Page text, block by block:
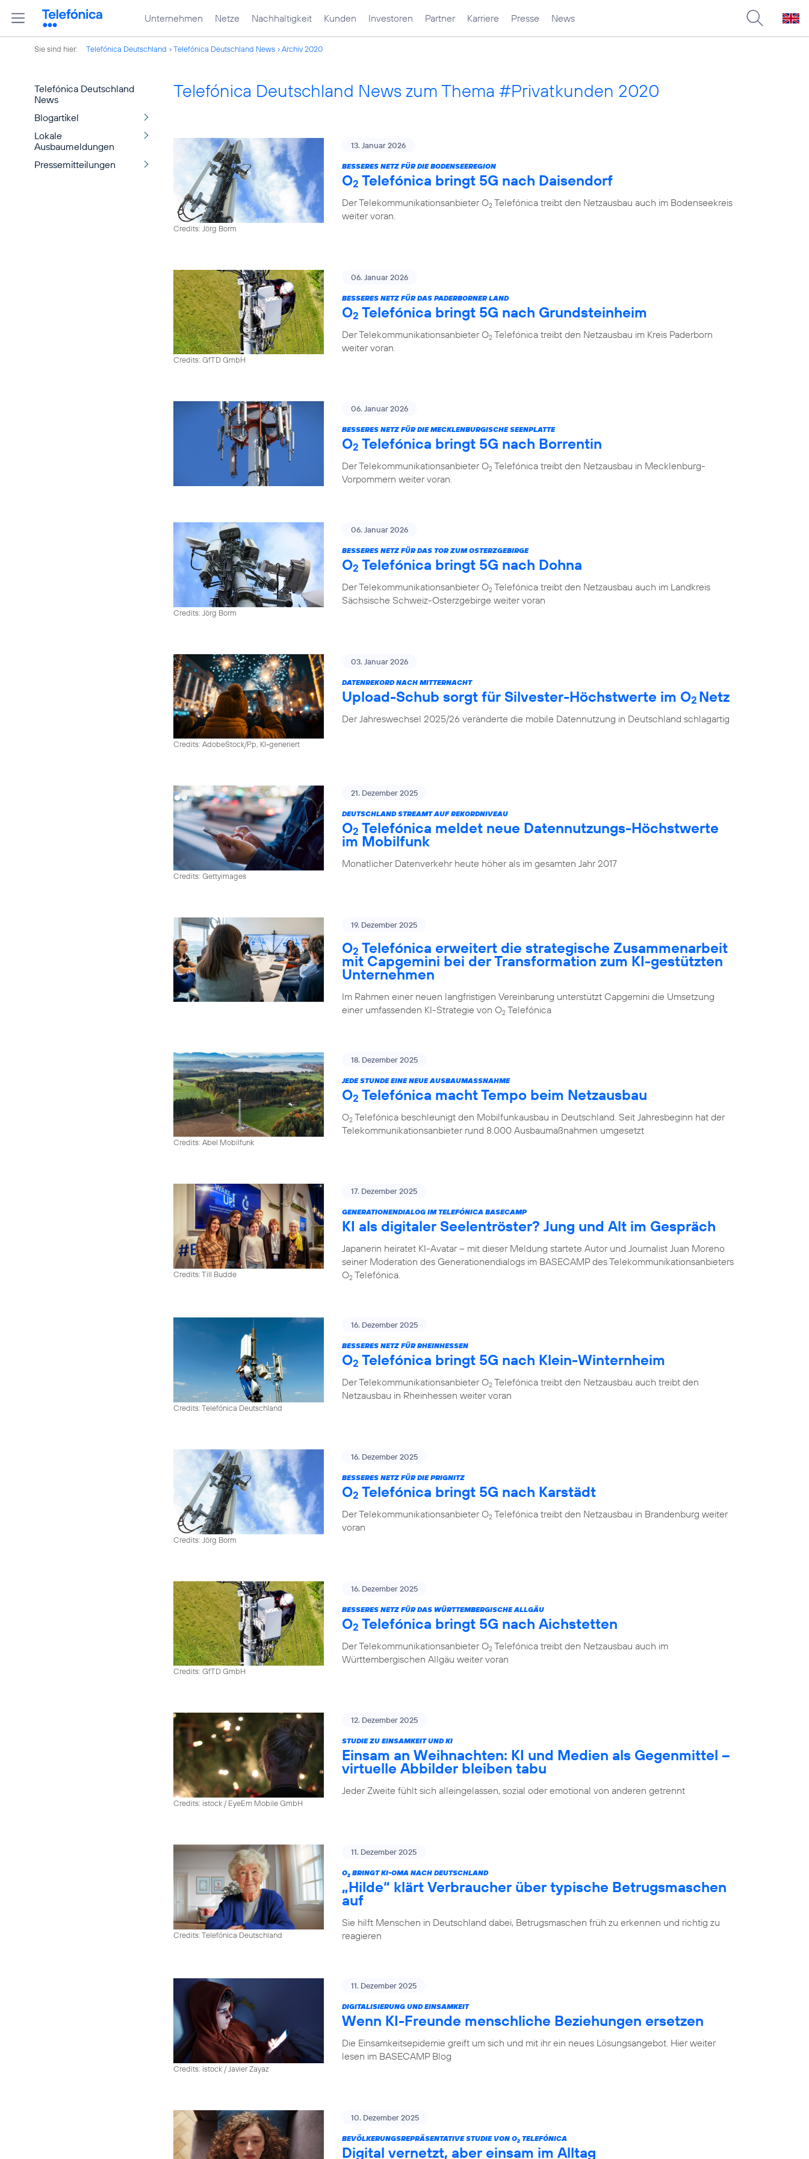
Unternehmen Netze Nachhaltigkeit Kunden Investoren Partner Karriere Presse News
Sie sind hier: Telefónica Deutschland Telefónica Deutschland News Archiv 2020
Telefónica Deutschland
News
Blogartikel
Lokale
Ausbaumeldungen
Pressemitteilungen
Telefónica Deutschland News zum Thema #Privatkunden 2020
Credits: Jörg Borm
13. Januar 2026
BESSERES NETZ FÜR DIE BODENSEEREGION
O2 Telefónica bringt 5G nach Daisendorf
Der Telekommunikationsanbieter O2 Telefónica treibt den Netzausbau auch im Bodenseekreis
weiter voran.
Credits: GfTD GmbH
06. Januar 2026
BESSERES NETZ FÜR DAS PADERBORNER LAND
O2 Telefónica bringt 5G nach Grundsteinheim
Der Telekommunikationsanbieter O2 Telefónica treibt den Netzausbau im Kreis Paderborn
weiter voran.
06. Januar 2026
BESSERES NETZ FÜR DIE MECKLENBURGISCHE SEENPLATTE
O2 Telefónica bringt 5G nach Borrentin
Der Telekommunikationsanbieter O2 Telefónica treibt den Netzausbau in Mecklenburg-
Vorpommern weiter voran.
Credits: Jörg Borm
06. Januar 2026
BESSERES NETZ FÜR DAS TOR ZUM OSTERZGEBIRGE
O2 Telefónica bringt 5G nach Dohna
Der Telekommunikationsanbieter O2 Telefónica treibt den Netzausbau auch im Landkreis
Sächsische Schweiz-Osterzgebirge weiter voran
Credits: AdobeStock/Pp, KI-generiert
03. Januar 2026
DATENREKORD NACH MITTERNACHT
Upload-Schub sorgt für Silvester-Höchstwerte im O2 Netz
Der Jahreswechsel 2025/26 veränderte die mobile Datennutzung in Deutschland schlagartig
Credits: Gettyimages
21. Dezember 2025
DEUTSCHLAND STREAMT AUF REKORDNIVEAU
O2 Telefónica meldet neue Datennutzungs-Höchstwerte
im Mobilfunk
Monatlicher Datenverkehr heute höher als im gesamten Jahr 2017
19. Dezember 2025
O2 Telefónica erweitert die strategische Zusammenarbeit
mit Capgemini bei der Transformation zum KI-gestützten
Unternehmen
Im Rahmen einer neuen langfristigen Vereinbarung unterstützt Capgemini die Umsetzung
einer umfassenden KI-Strategie von O2 Telefónica
Credits: Abel Mobilfunk
18. Dezember 2025
JEDE STUNDE EINE NEUE AUSBAUMASSNAHME
O2 Telefónica macht Tempo beim Netzausbau
O2 Telefónica beschleunigt den Mobilfunkausbau in Deutschland. Seit Jahresbeginn hat der
Telekommunikationsanbieter rund 8.000 Ausbaumaßnahmen umgesetzt
Credits: Till Budde
17. Dezember 2025
GENERATIONENDIALOG IM TELEFÓNICA BASECAMP
KI als digitaler Seelentröster? Jung und Alt im Gespräch
Japanerin heiratet KI-Avatar – mit dieser Meldung startete Autor und Journalist Juan Moreno
seiner Moderation des Generationendialogs im BASECAMP des Telekommunikationsanbieters
O2 Telefónica.
Credits: Telefónica Deutschland
16. Dezember 2025
BESSERES NETZ FÜR RHEINHESSEN
O2 Telefónica bringt 5G nach Klein-Winternheim
Der Telekommunikationsanbieter O2 Telefónica treibt den Netzausbau auch treibt den
Netzausbau in Rheinhessen weiter voran
Credits: Jörg Borm
16. Dezember 2025
BESSERES NETZ FÜR DIE PRIGNITZ
O2 Telefónica bringt 5G nach Karstädt
Der Telekommunikationsanbieter O2 Telefónica treibt den Netzausbau in Brandenburg weiter
voran
Credits: GfTD GmbH
16. Dezember 2025
BESSERES NETZ FÜR DAS WÜRTTEMBERGISCHE ALLGÄU
O2 Telefónica bringt 5G nach Aichstetten
Der Telekommunikationsanbieter O2 Telefónica treibt den Netzausbau auch im
Württembergischen Allgäu weiter voran
Credits: istock / EyeEm Mobile GmbH
12. Dezember 2025
STUDIE ZU EINSAMKEIT UND KI
Einsam an Weihnachten: KI und Medien als Gegenmittel –
virtuelle Abbilder bleiben tabu
Jeder Zweite fühlt sich alleingelassen, sozial oder emotional von anderen getrennt
Credits: Telefónica Deutschland
11. Dezember 2025
O2 BRINGT KI-OMA NACH DEUTSCHLAND
„Hilde“ klärt Verbraucher über typische Betrugsmaschen
auf
Sie hilft Menschen in Deutschland dabei, Betrugsmaschen früh zu erkennen und richtig zu
reagieren
Credits: istock / Javier Zayaz
11. Dezember 2025
DIGITALISIERUNG UND EINSAMKEIT
Wenn KI-Freunde menschliche Beziehungen ersetzen
Die Einsamkeitsepidemie greift um sich und mit ihr ein neues Lösungsangebot. Hier weiter
lesen im BASECAMP Blog
10. Dezember 2025
BEVÖLKERUNGSREPRÄSENTATIVE STUDIE VON O2 TELEFÓNICA
Digital vernetzt, aber einsam im Alltag